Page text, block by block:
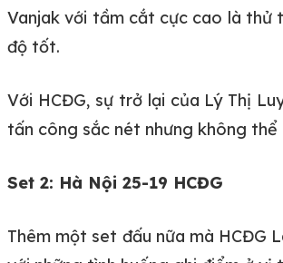
Vanjak với tầm cắt cực cao là thử
độ tốt.
Với HCĐG, sự trở lại của Lý Thị
tấn công sắc nét nhưng không
Set 2: Hà Nội 25-19 HCĐG
Thêm một set đấu nữa mà HCĐG